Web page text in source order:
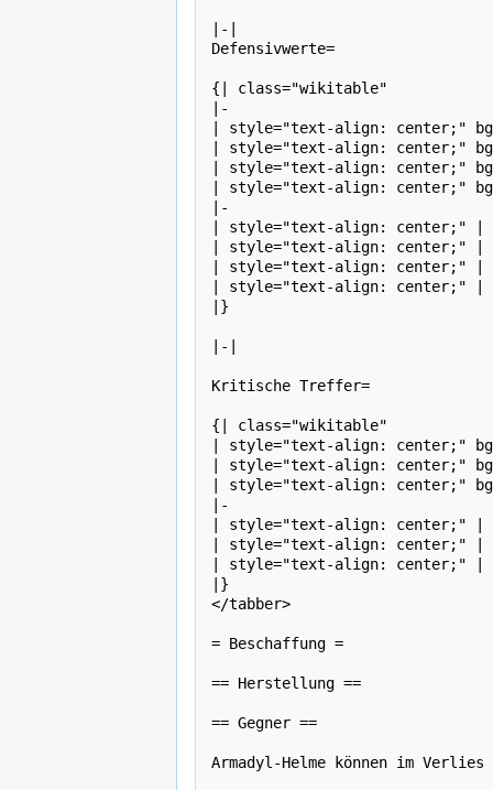
|-|
Defensivwerte=
{| class="wikitable"
|-
| style="text-align: center;"
| style="text-align: center;"
| style="text-align: center;"
| style="text-align: center;"
|-
| style="text-align: center;" |
| style="text-align: center;" |
| style="text-align: center;" |
| style="text-align: center;" |
|}
|-|
Kritische Treffer=
{| class="wikitable"
| style="text-align: center;"
| style="text-align: center;"
| style="text-align: center;"
|-
| style="text-align: center;" |
| style="text-align: center;" |
| style="text-align: center;" |
|}
</tabber>
= Beschaffung =
== Herstellung ==
== Gegner ==
Armadyl-Helme können im